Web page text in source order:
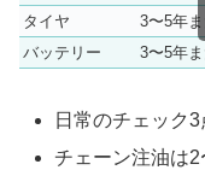
タイヤ
3〜5年
バッテリー
3〜5年
日常のチェック
チェーン注油は